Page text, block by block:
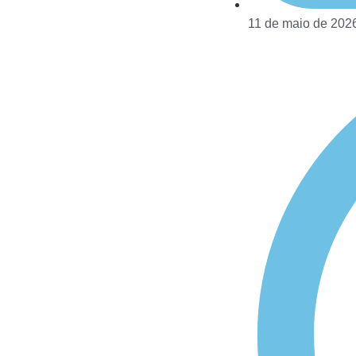
11 de maio de